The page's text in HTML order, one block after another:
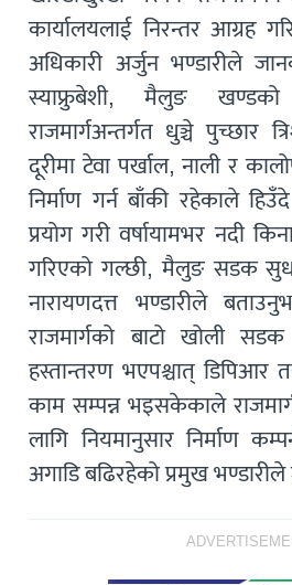
कार्यालयलाई निरन्तर आग्रह
अधिकारी अर्जुन भण्डारीले
स्याफ्रुबेशी, मैलुङ
राजमार्गअन्तर्गत धुञ्चे पुच्छार
दूरीमा टेवा पर्खाल, नाली र
निर्माण गर्न बाँकी रहेकाले
प्रयोग गरी वर्षायामभर नदी
गरिएको गल्छी, मैलुङ सडक
नारायणदत्त भण्डारीले
राजमार्गको बाटो खोली
हस्तान्तरण भएपश्चात् डिपिआर
काम सम्पन्न भइसकेकाले
लागि नियमानुसार निर्माण
अगाडि बढिरहेको प्रमुख